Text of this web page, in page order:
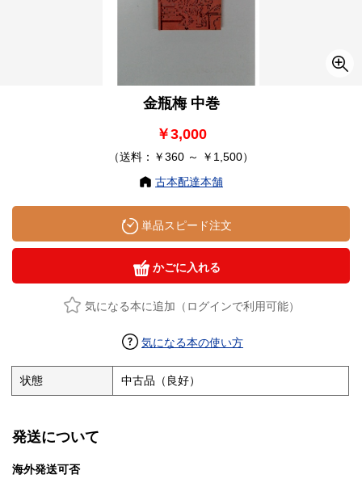
金瓶梅 中巻
￥3,000
（送料：￥360 ～ ￥1,500）
古本配達本舗
単品スピード注文
かごに入れる
気になる本に追加（ログインで利用可能）
気になる本の使い方
状態 中古品（良好）
発送について
海外発送可否